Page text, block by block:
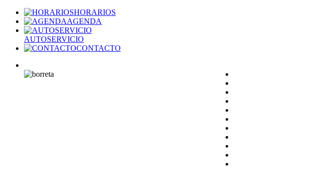
HORARIOS
AGENDA
AUTOSERVICIO
CONTACTO